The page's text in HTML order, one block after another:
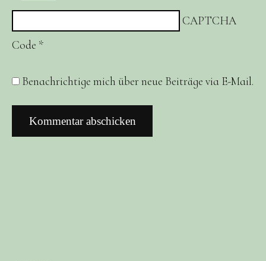
CAPTCHA
Code *
Benachrichtige mich über neue Beiträge via E-Mail.